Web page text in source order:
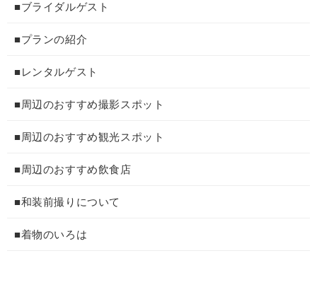
■ブライダルゲスト
■プランの紹介
■レンタルゲスト
■周辺のおすすめ撮影スポット
■周辺のおすすめ観光スポット
■周辺のおすすめ飲食店
■和装前撮りについて
■着物のいろは